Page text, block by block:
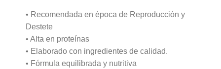
• Recomendada en época de Reproducción y
Destete
• Alta en proteínas
• Elaborado con ingredientes de calidad.
• Fórmula equilibrada y nutritiva